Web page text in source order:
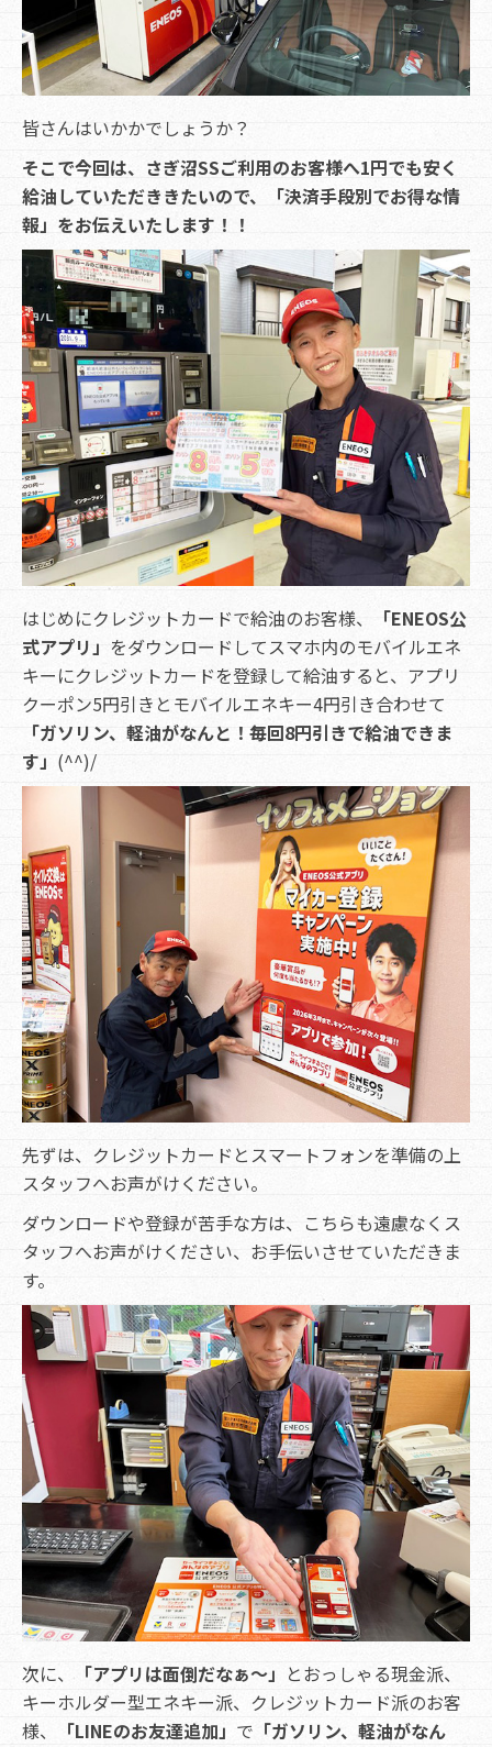
皆さんはいかかでしょうか？
そこで今回は、さぎ沼SSご利用のお客様へ1円でも安く
給油していただききたいので、「決済手段別でお得な情
報」をお伝えいたします！！
はじめにクレジットカードで給油のお客様、
「ENEOS公
式アプリ」 をダウンロードしてスマホ内のモバイルエネ
キーにクレジットカードを登録して給油すると、アプリ
クーポン5円引きとモバイルエネキー4円引き合わせて
「ガソリン、軽油がなんと！毎回8円引きで給油できま
す」 (^^)/
先ずは、クレジットカードとスマートフォンを準備の上
スタッフへお声がけください。
ダウンロードや登録が苦手な方は、こちらも遠慮なくス
タッフへお声がけください、お手伝いさせていただきま
す。
次に、 「アプリは面倒だなぁ～」 とおっしゃる現金派、
キーホルダー型エネキー派、クレジットカード派のお客
様、
「LINEのお友達追加」 で 「ガソリン、軽油がなん